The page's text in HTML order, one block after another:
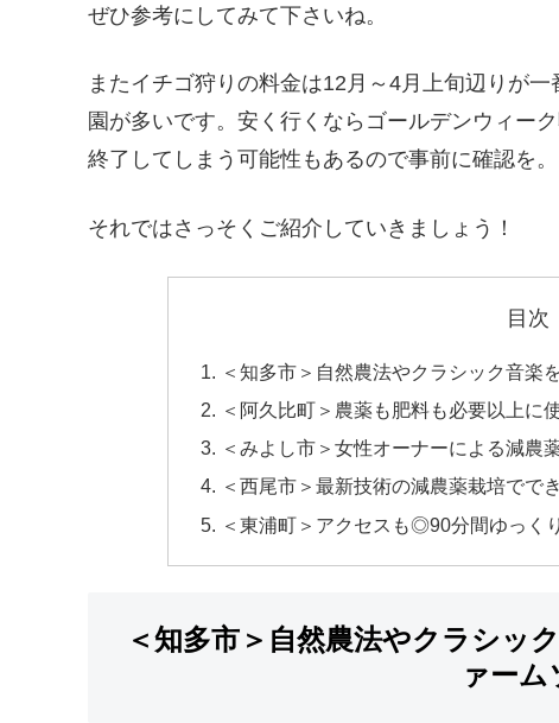
ぜひ参考にしてみて下さいね。
またイチゴ狩りの料金は12月～4月上旬辺りが
園が多いです。安く行くならゴールデンウィー
終了してしまう可能性もあるので事前に確認を。
それではさっそくご紹介していきましょう！
目次
＜知多市＞自然農法やクラシック音楽
＜阿久比町＞農薬も肥料も必要以上に
＜みよし市＞女性オーナーによる減農
＜西尾市＞最新技術の減農薬栽培でで
＜東浦町＞アクセスも◎90分間ゆっく
＜知多市＞自然農法やクラシッ
ァーム